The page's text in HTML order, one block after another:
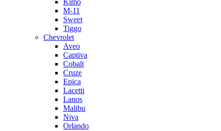
Kimo
M-11
Sweet
Tiggo
Chevrolet
Aveo
Captiva
Cobalt
Cruze
Epica
Lacetti
Lanos
Malibu
Niva
Orlando